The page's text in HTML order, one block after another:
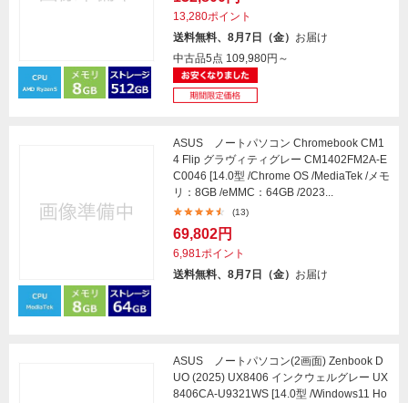
13,280ポイント
送料無料、8月7日（金） お届け
中古品5点 109,980円～
ASUS ノートパソコン Chromebook CM1
4 Flip グラヴィティグレー CM1402FM2A-E
C0046 [14.0型 /Chrome OS /MediaTek /メモ
リ：8GB /eMMC：64GB /2023...
(13)
69,802円
6,981ポイント
送料無料、8月7日（金） お届け
ASUS ノートパソコン(2画面) Zenbook D
UO (2025) UX8406 インクウェルグレー UX
8406CA-U9321WS [14.0型 /Windows11 Ho